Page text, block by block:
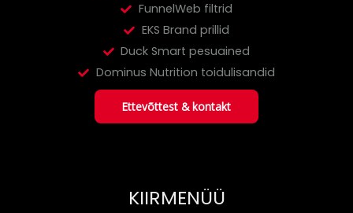
FunnelWeb filtrid
EKS Brand prillid
Duck Smart pesuained
Dominus Nutrition toidulisandid
Ettevõttest & kontakt
KIIRMENÜÜ